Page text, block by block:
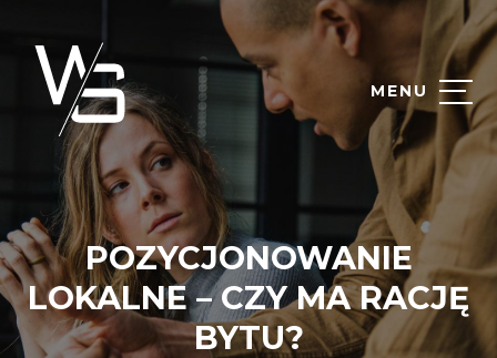
MENU
POZYCJONOWANIE
LOKALNE – CZY MA RACJĘ
BYTU?